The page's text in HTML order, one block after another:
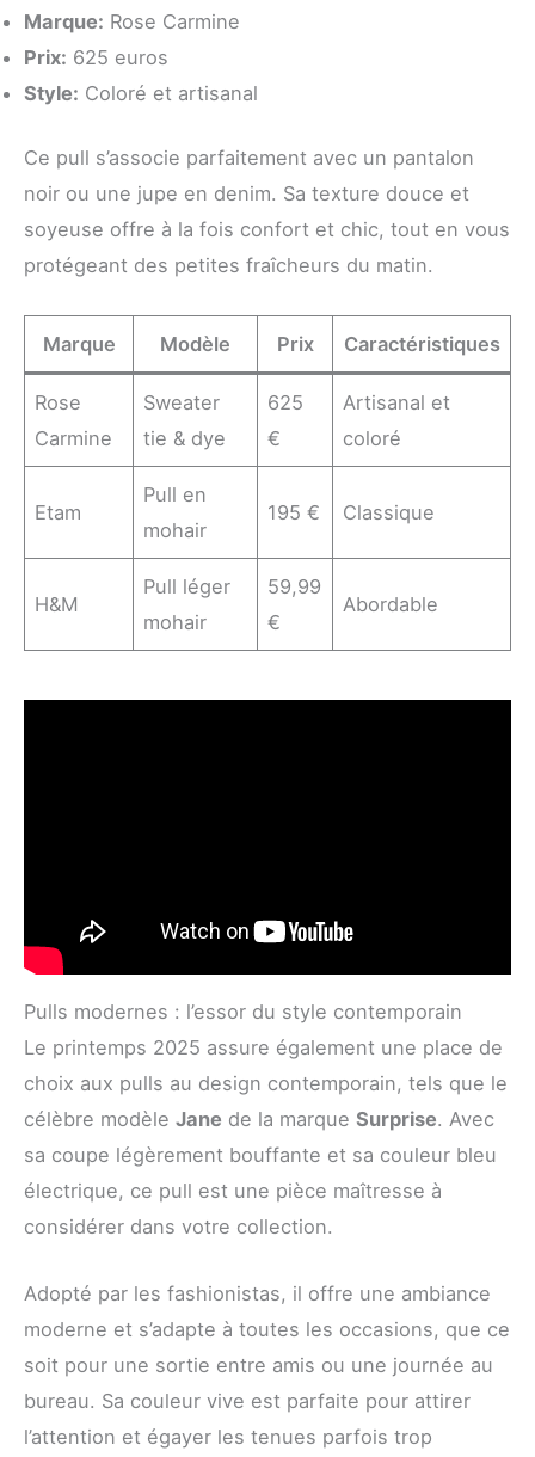
Marque: Rose Carmine
Prix: 625 euros
Style: Coloré et artisanal
Ce pull s’associe parfaitement avec un pantalon
noir ou une jupe en denim. Sa texture douce et
soyeuse offre à la fois confort et chic, tout en vous
protégeant des petites fraîcheurs du matin.
Marque Modèle Prix Caractéristiques
Rose
Carmine
Sweater
tie & dye
625
€
Artisanal et
coloré
Etam
Pull en
mohair
195 € Classique
H&M
Pull léger
mohair
59,99
€
Abordable
Pulls modernes : l’essor du style contemporain
Le printemps 2025 assure également une place de
choix aux pulls au design contemporain, tels que le
célèbre modèle Jane de la marque Surprise. Avec
sa coupe légèrement bouffante et sa couleur bleu
électrique, ce pull est une pièce maîtresse à
considérer dans votre collection.
Adopté par les fashionistas, il offre une ambiance
moderne et s’adapte à toutes les occasions, que ce
soit pour une sortie entre amis ou une journée au
bureau. Sa couleur vive est parfaite pour attirer
l’attention et égayer les tenues parfois trop